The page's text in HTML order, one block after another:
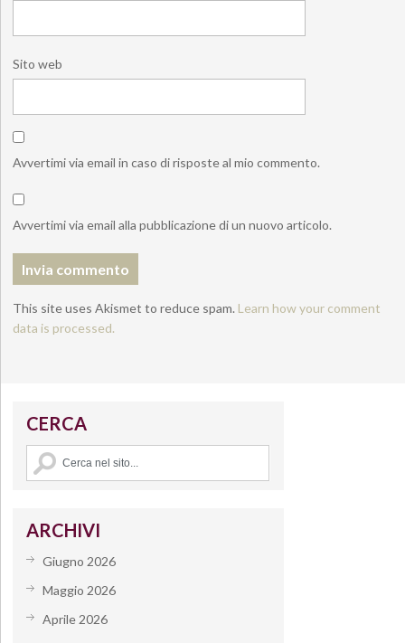
Sito web
Avvertimi via email in caso di risposte al mio commento.
Avvertimi via email alla pubblicazione di un nuovo articolo.
This site uses Akismet to reduce spam. Learn how your comment
data is processed.
CERCA
ARCHIVI
Giugno 2026
Maggio 2026
Aprile 2026